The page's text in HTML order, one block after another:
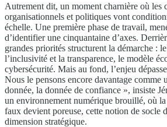
Autrement dit, un moment charnière où les
organisationnels et politiques vont
échelle. Une première phase de travail,
d’identifier une cinquantaine d’axes.
grandes priorités structurent la démarche :
l’inclusivité et la transparence, le modèle
cybersécurité. Mais au fond, l’enjeu
Nous le pensons encore davantage comme
donnée, la donnée de confiance », insiste
un environnement numérique brouillé, où
faux devient poreuse, cette notion de socle
dimension stratégique.